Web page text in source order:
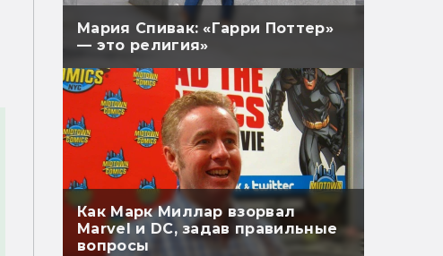
Мария Спивак: «Гарри Поттер»
— это религия»
Как Марк Миллар взорвал
Marvel и DC, задав правильные
вопросы